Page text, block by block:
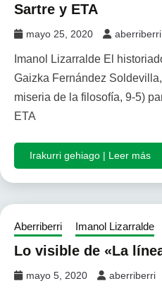
Sartre y ETA
mayo 25, 2020 aberriberri
Imanol Lizarralde El
Gaizka Fernández
miseria de la filosofía, 9-5)
ETA
Irakurri gehiago | Leer más
Aberriberri Imanol Lizarralde
Lo visible de «La
mayo 5, 2020 aberriberri